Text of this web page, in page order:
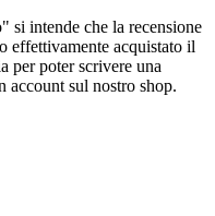
intende che la recensione
effettivamente acquistato il
per poter scrivere una
account sul nostro shop.